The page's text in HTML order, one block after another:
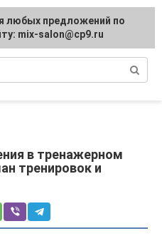
образ жизни
в тренажерном
тренировок и
любых предложений по
mix-salon@cp9.ru